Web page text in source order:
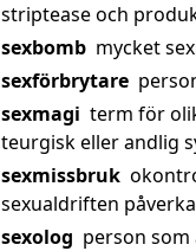
striptease och
sexbomb mycket
sexförbrytare
sexmagi term för
teurgisk eller andlig
sexmissbruk
sexualdriften
sexolog person som